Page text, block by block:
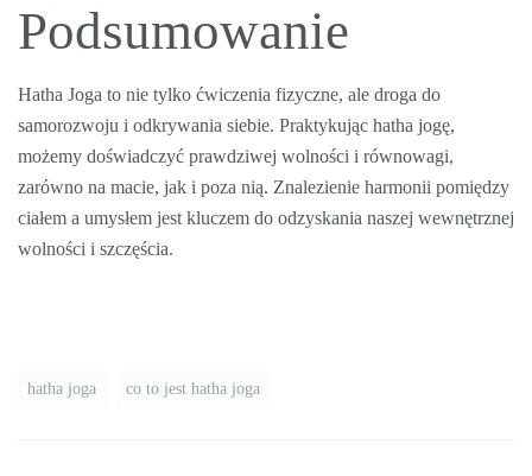
Podsumowanie
Hatha Joga to nie tylko ćwiczenia fizyczne, ale droga do
samorozwoju i odkrywania siebie. Praktykując hatha jogę,
możemy doświadczyć prawdziwej wolności i równowagi,
zarówno na macie, jak i poza nią. Znalezienie harmonii pomiędzy
ciałem a umysłem jest kluczem do odzyskania naszej wewnętrznej
wolności i szczęścia.
hatha joga co to jest hatha joga